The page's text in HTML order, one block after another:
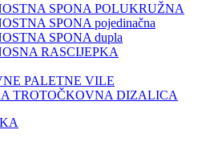
SPONA POLUKRUŽNA
SPONA pojedinačna
SPONA dupla
RASCIJEPKA
PALETNE VILE
TROTOČKOVNA DIZALICA